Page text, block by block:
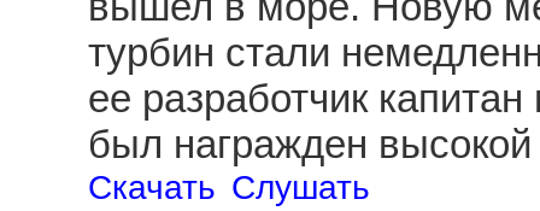
турбин стали
ее разработчик
был награжден
Скачать Слушать